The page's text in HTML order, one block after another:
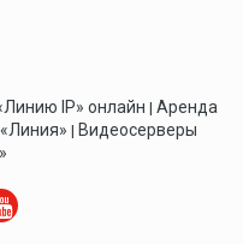
IP» онлайн | Аренда
| Видеосерверы